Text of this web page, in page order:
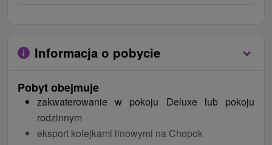
Informacja o pobycie
Pobyt obejmuje
zakwaterowanie w pokoju Deluxe lub pokoju
rodzinnym
eksport kolejkami linowymi na Chopok